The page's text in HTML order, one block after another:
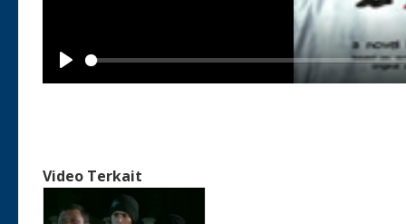
Play
Video Terkait